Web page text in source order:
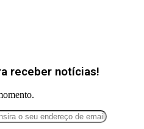
receber notícias!